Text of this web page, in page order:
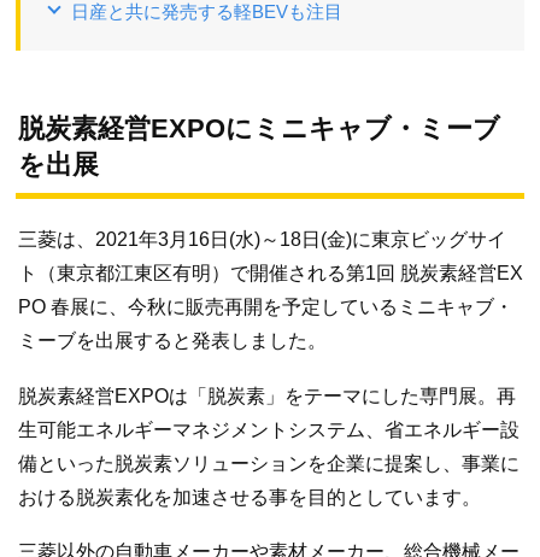
日産と共に発売する軽BEVも注目
脱炭素経営EXPOにミニキャブ・ミーブ
を出展
三菱は、2021年3月16日(水)～18日(金)に東京ビッグサイ
ト（東京都江東区有明）で開催される第1回 脱炭素経営EX
PO 春展に、今秋に販売再開を予定しているミニキャブ・
ミーブを出展すると発表しました。
脱炭素経営EXPOは「脱炭素」をテーマにした専門展。再
生可能エネルギーマネジメントシステム、省エネルギー設
備といった脱炭素ソリューションを企業に提案し、事業に
おける脱炭素化を加速させる事を目的としています。
三菱以外の自動車メーカーや素材メーカー、総合機械メー